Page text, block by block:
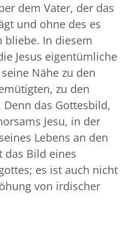
dem Vater, der das
und ohne des es
bliebe. In diesem
Jesus eigentümliche
Nähe zu den
zu den
das Gottesbild,
Jesu, in der
Lebens an den
das Bild eines
es ist auch nicht
von irdischer